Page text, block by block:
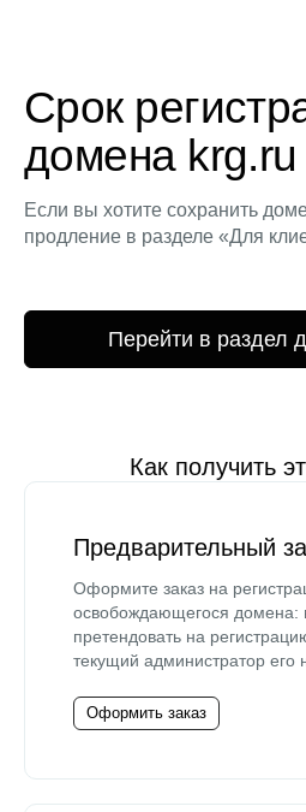
Срок
домена krg.ru
Если вы хотите сохранить
продление в разделе «Для
Перейти в раздел
Как получить
Предварительный
Оформите заказ на
освобождающегося домена:
претендовать на
текущий администратор его
Оформить заказ